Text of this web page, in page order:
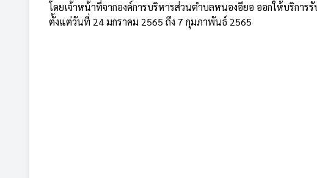
โดยเจ้าหน้าที่จากองค์การบริหารส่วนตำบลหนองอียอ ออกให้บริก
ตั้งแต่วันที่ 24 มกราคม 2565 ถึง 7 กุมภาพันธ์ 2565